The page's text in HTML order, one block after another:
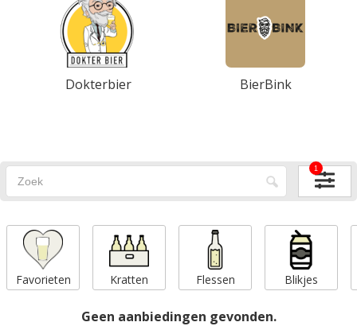
Dokterbier BierBink
1
Favorieten Kratten Flessen Blikjes
Geen aanbiedingen gevonden.